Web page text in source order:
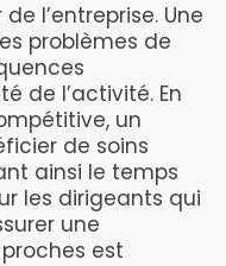
l’entreprise. Une
problèmes de
de l’activité. En
un
de soins
ainsi le temps
les dirigeants qui
une
est